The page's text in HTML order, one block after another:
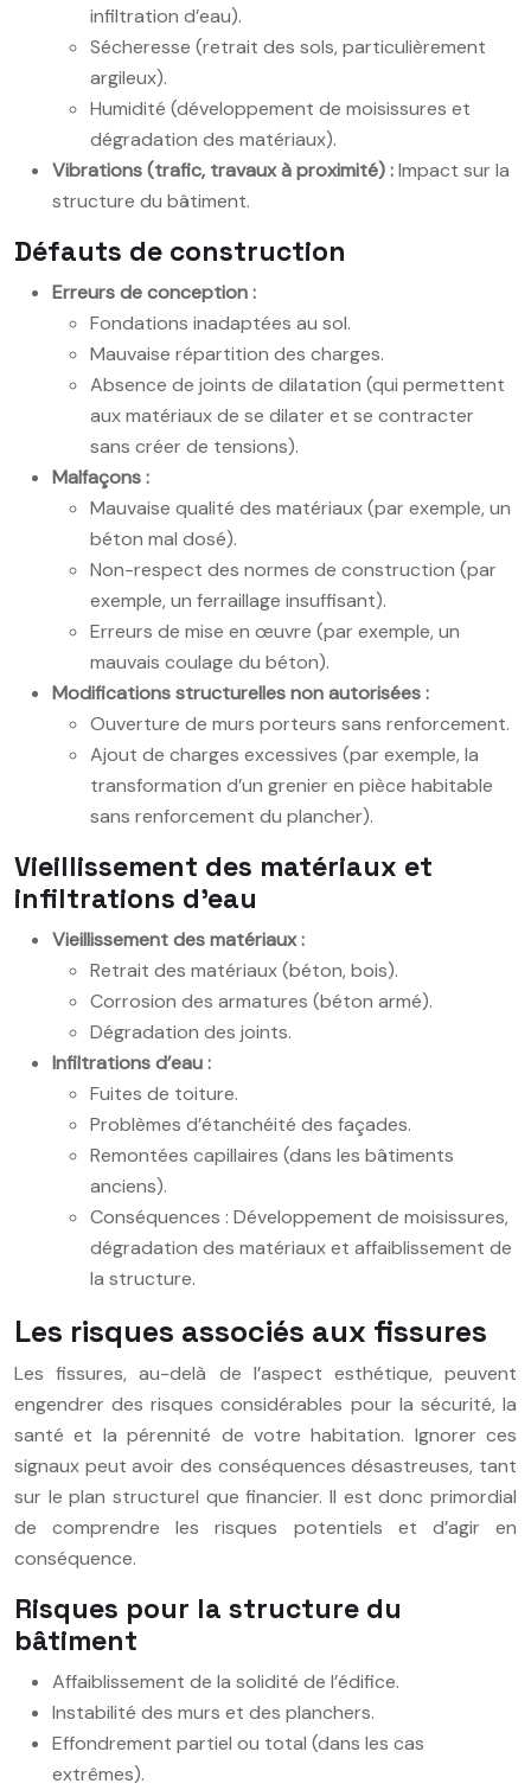
infiltration d’eau).
Sécheresse (retrait des sols, particulièrement
argileux).
Humidité (développement de moisissures et
dégradation des matériaux).
Vibrations (trafic, travaux à proximité) :Impact sur la
structure du bâtiment.
Défauts de construction
Erreurs de conception :
Fondations inadaptées au sol.
Mauvaise répartition des charges.
Absence de joints de dilatation (qui permettent
aux matériaux de se dilater et se contracter
sans créer de tensions).
Malfaçons :
Mauvaise qualité des matériaux (par exemple, un
béton mal dosé).
Non-respect des normes de construction (par
exemple, un ferraillage insuffisant).
Erreurs de mise en œuvre (par exemple, un
mauvais coulage du béton).
Modifications structurelles non autorisées :
Ouverture de murs porteurs sans renforcement.
Ajout de charges excessives (par exemple, la
transformation d’un grenier en pièce habitable
sans renforcement du plancher).
Vieillissement des matériaux et
infiltrations d’eau
Vieillissement des matériaux :
Retrait des matériaux (béton, bois).
Corrosion des armatures (béton armé).
Dégradation des joints.
Infiltrations d’eau :
Fuites de toiture.
Problèmes d’étanchéité des façades.
Remontées capillaires (dans les bâtiments
anciens).
Conséquences : Développement de moisissures,
dégradation des matériaux et affaiblissement de
la structure.
Les risques associés aux fissures
Les fissures, au-delà de l’aspect esthétique, peuvent
engendrer des risques considérables pour la sécurité, la
santé et la pérennité de votre habitation. Ignorer ces
signaux peut avoir des conséquences désastreuses, tant
sur le plan structurel que financier. Il est donc primordial
de comprendre les risques potentiels et d’agir en
conséquence.
Risques pour la structure du
bâtiment
Affaiblissement de la solidité de l’édifice.
Instabilité des murs et des planchers.
Effondrement partiel ou total (dans les cas
extrêmes).